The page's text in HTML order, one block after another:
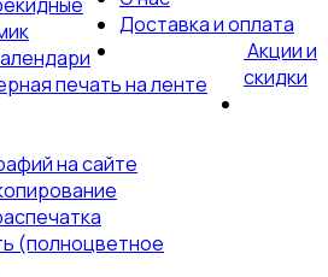
печать на ленте
на сайте
(полноцветное
Доставка и оплата
Акции и
скидки